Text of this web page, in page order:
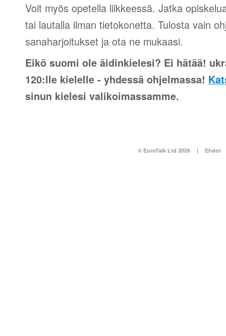
Voit myös opetella liikkeessä. Jatka
tai lautalla ilman tietokonetta. Tulosta vain
sanaharjoitukset ja ota ne mukaasi.
Eikö suomi ole äidinkielesi? Ei hätää!
120:lle kielelle - yhdessä ohjelmassa!
sinun kielesi valikoimassamme.
© EuroTalk Ltd 2026 | Ehdot